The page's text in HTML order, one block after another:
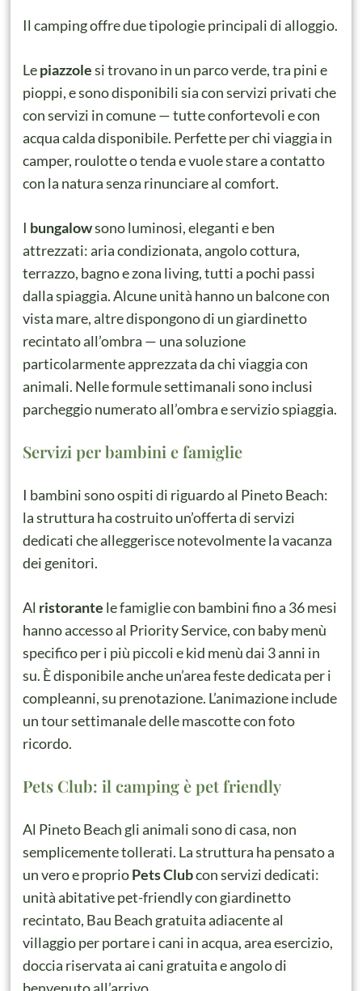
Il camping offre due tipologie principali di alloggio.
Lepiazzolesi trovano in un parco verde, tra pini e
pioppi, e sono disponibili sia con servizi privati che
con servizi in comune — tutte confortevoli e con
acqua calda disponibile. Perfette per chi viaggia in
camper, roulotte o tenda e vuole stare a contatto
con la natura senza rinunciare al comfort.
I bungalowsono luminosi, eleganti e ben
attrezzati: aria condizionata, angolo cottura,
terrazzo, bagno e zona living, tutti a pochi passi
dalla spiaggia. Alcune unità hanno un balcone con
vista mare, altre dispongono di un giardinetto
recintato all’ombra — una soluzione
particolarmente apprezzata da chi viaggia con
animali. Nelle formule settimanali sono inclusi
parcheggio numerato all’ombra e servizio spiaggia.
Servizi per bambini e famiglie
I bambini sono ospiti di riguardo al Pineto Beach:
la struttura ha costruito un’offerta di servizi
dedicati che alleggerisce notevolmente la vacanza
dei genitori.
Al ristorante le famiglie con bambini fino a 36 mesi
hanno accesso al Priority Service, con baby menù
specifico per i più piccoli e kid menù dai 3 anni in
su. È disponibile anche un’area feste dedicata per i
compleanni, su prenotazione. L’animazione include
un tour settimanale delle mascotte con foto
ricordo.
Pets Club: il camping è pet friendly
Al Pineto Beach gli animali sono di casa, non
semplicemente tollerati. La struttura ha pensato a
un vero e proprioPets Clubcon servizi dedicati:
unità abitative pet-friendly con giardinetto
recintato, Bau Beach gratuita adiacente al
villaggio per portare i cani in acqua, area esercizio,
doccia riservata ai cani gratuita e angolo di